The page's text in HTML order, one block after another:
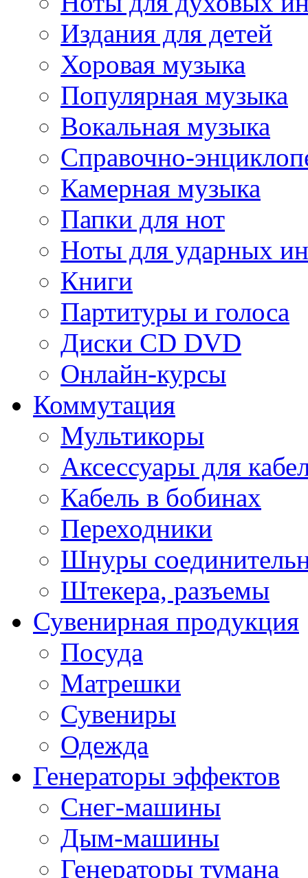
Издания для детей
Хоровая музыка
Популярная музыка
Вокальная музыка
Справочно-
Камерная музыка
Папки для нот
Ноты для ударных
Книги
Партитуры и голоса
Диски CD DVD
Онлайн-курсы
Коммутация
Мультикоры
Аксессуары для
Кабель в бобинах
Переходники
Шнуры
Штекера, разъемы
Сувенирная продукция
Посуда
Матрешки
Сувениры
Одежда
Генераторы эффектов
Снег-машины
Дым-машины
Генераторы тумана